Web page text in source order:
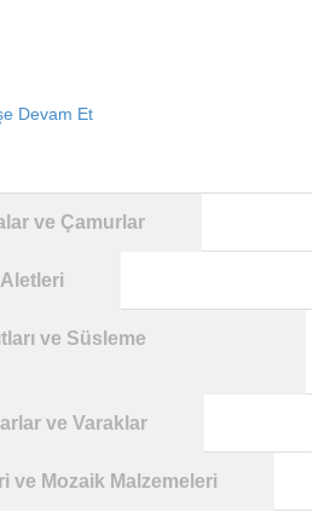
Devam Et
ve Çamurlar
Aletleri
ve Süsleme
ve Varaklar
ve Mozaik Malzemeleri